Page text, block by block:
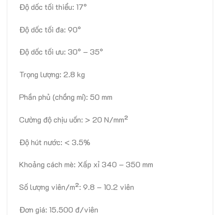
Độ dốc tối thiểu: 17°
Độ dốc tối đa: 90°
Độ dốc tối ưu: 30° – 35°
Trọng lượng: 2.8 kg
Phần phủ (chồng mí): 50 mm
Cường độ chịu uốn: > 20 N/mm²
Độ hút nước: < 3.5%
Khoảng cách mè: Xấp xỉ 340 – 350 mm
Số lượng viên/m²: 9.8 – 10.2 viên
Đơn giá: 15.500 đ/viên